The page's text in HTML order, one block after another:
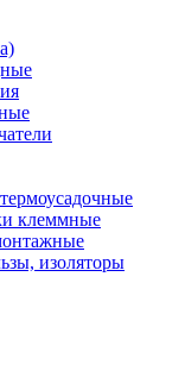
клеммные
изоляторы